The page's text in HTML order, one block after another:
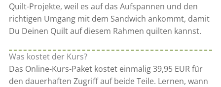
Quilt-Projekte, weil es auf das Aufspannen und den
richtigen Umgang mit dem Sandwich ankommt, damit
Du Deinen Quilt auf diesem Rahmen quilten kannst.
Was kostet der Kurs?
Das Online-Kurs-Paket kostet einmalig 39,95 EUR für
den dauerhaften Zugriff auf beide Teile. Lernen, wann